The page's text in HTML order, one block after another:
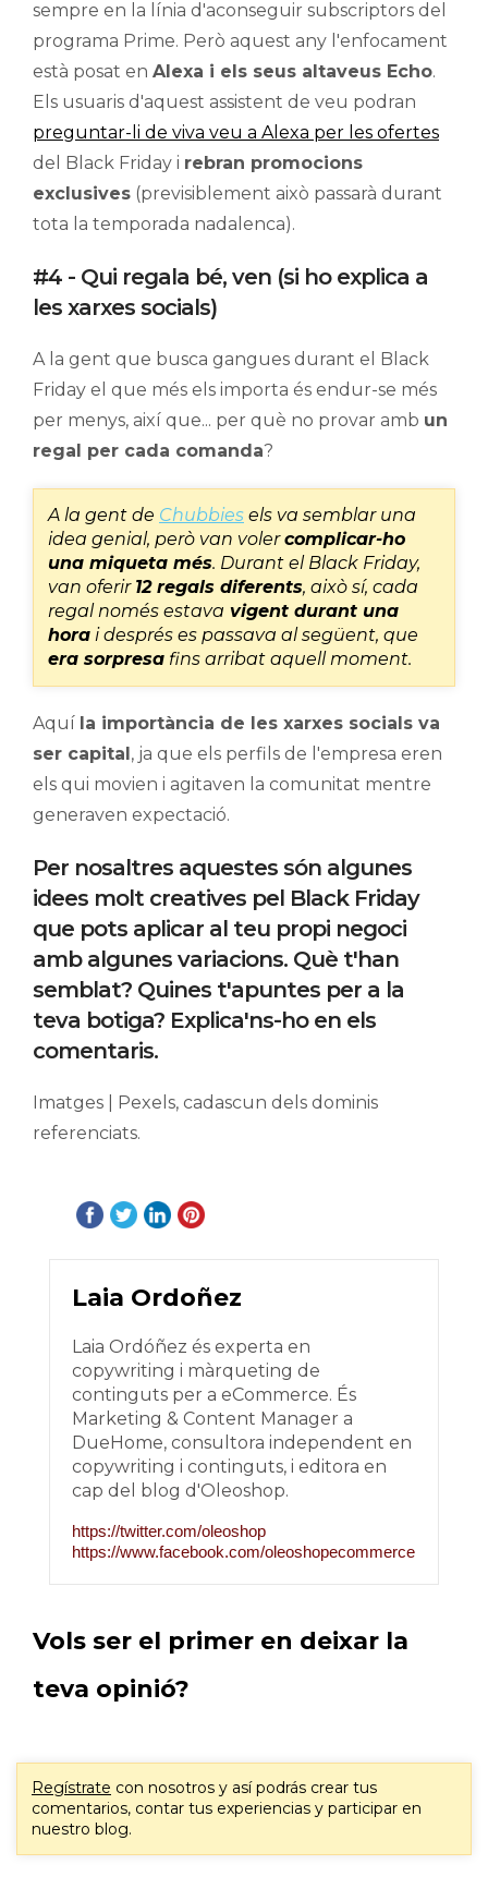
sempre en la línia d'aconseguir subscriptors del
programa Prime. Però aquest any l'enfocament
està posat en Alexa i els seus altaveus Echo.
Els usuaris d'aquest assistent de veu podran
preguntar-li de viva veu a Alexa per les ofertes
del Black Friday i rebran promocions
exclusives (previsiblement això passarà durant
tota la temporada nadalenca).
#4 - Qui regala bé, ven (si ho explica a
les xarxes socials)
A la gent que busca gangues durant el Black
Friday el que més els importa és endur-se més
per menys, així que... per què no provar amb un
regal per cada comanda?
A la gent de Chubbies els va semblar una
idea genial, però van volercomplicar-ho
una miqueta més. Durant el Black Friday,
van oferir 12 regals diferents, això sí, cada
regal només estava vigent durant una
hora i després es passava al següent, que
era sorpresa fins arribat aquell moment.
Aquí la importància de les xarxes socials va
ser capital, ja que els perfils de l'empresa eren
els qui movien i agitaven la comunitat mentre
generaven expectació.
Per nosaltres aquestes són algunes
idees molt creatives pel Black Friday
que pots aplicar al teu propi negoci
amb algunes variacions. Què t'han
semblat? Quines t'apuntes per a la
teva botiga? Explica'ns-ho en els
comentaris.
Imatges | Pexels, cadascun dels dominis
referenciats.
Laia Ordoñez
Laia Ordóñez és experta en
copywriting i màrqueting de
continguts per a eCommerce. És
Marketing & Content Manager a
DueHome, consultora independent en
copywriting i continguts, i editora en
cap del blog d'Oleoshop.
https://twitter.com/oleoshop
https://www.facebook.com/oleoshopecommerce
Vols ser el primer en deixar la
teva opinió?
Regístrate con nosotros y así podrás crear tus
comentarios, contar tus experiencias y participar en
nuestro blog.